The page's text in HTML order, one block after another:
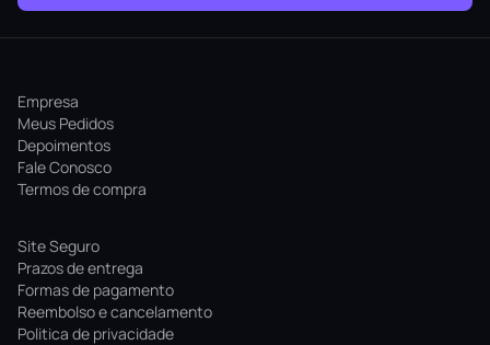
Empresa
Meus Pedidos
Depoimentos
Fale Conosco
Termos de compra
Site Seguro
Prazos de entrega
Formas de pagamento
Reembolso e cancelamento
Politica de privacidade